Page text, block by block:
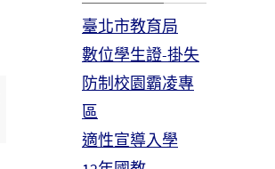
臺北市教育局
數位學生證-掛失
防制校園霸凌專
區
適性宣導入學